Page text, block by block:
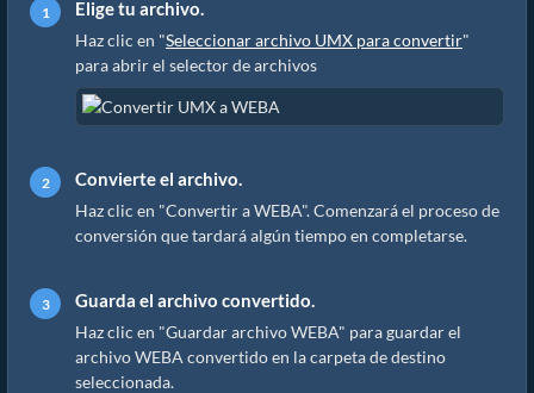
Elige tu archivo.
Haz clic en "Seleccionar archivo UMX para convertir"
para abrir el selector de archivos
Convierte el archivo.
Haz clic en "Convertir a WEBA". Comenzará el proceso de
conversión que tardará algún tiempo en completarse.
Guarda el archivo convertido.
Haz clic en "Guardar archivo WEBA" para guardar el
archivo WEBA convertido en la carpeta de destino
seleccionada.